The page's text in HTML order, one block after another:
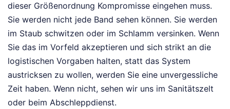
dieser Größenordnung Kompromisse eingehen muss.
Sie werden nicht jede Band sehen können. Sie werden
im Staub schwitzen oder im Schlamm versinken. Wenn
Sie das im Vorfeld akzeptieren und sich strikt an die
logistischen Vorgaben halten, statt das System
austricksen zu wollen, werden Sie eine unvergessliche
Zeit haben. Wenn nicht, sehen wir uns im Sanitätszelt
oder beim Abschleppdienst.